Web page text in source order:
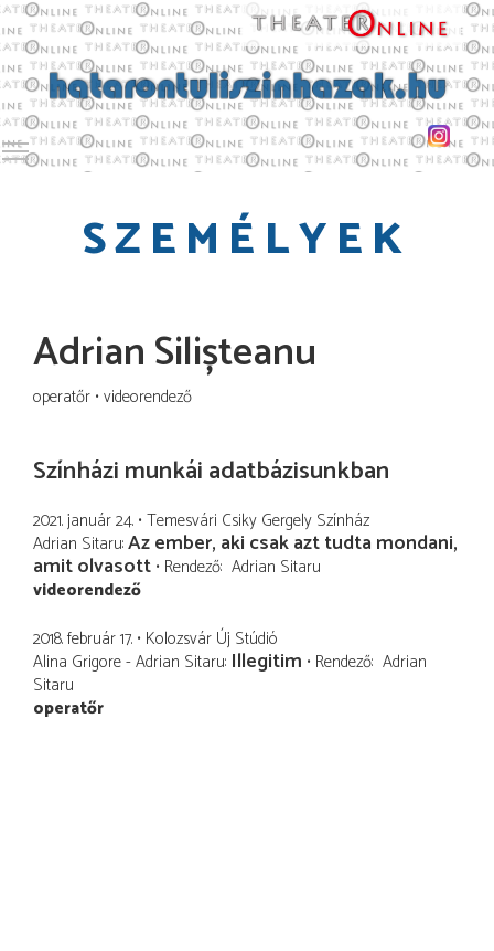
Toggle main menu visibility
SZEMÉLYEK
Adrian Silișteanu
operatőr videorendező
Színházi munkái adatbázisunkban
2021. január 24. Temesvári Csiky Gergely Színház
Adrian Sitaru Az ember, aki csak azt tudta mondani,
amit olvasott Rendező Adrian Sitaru
videorendező
2018. február 17. Kolozsvár Új Stúdió
Alina Grigore - Adrian Sitaru Illegitim Rendező Adrian
Sitaru
operatőr